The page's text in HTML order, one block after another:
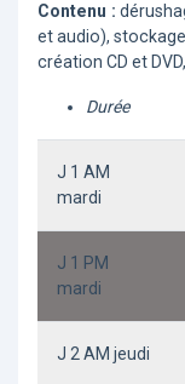
Contenu :
et audio),
création CD et
Durée
J 1 AM
mardi
J 1 PM
mardi
J 2 AM jeudi